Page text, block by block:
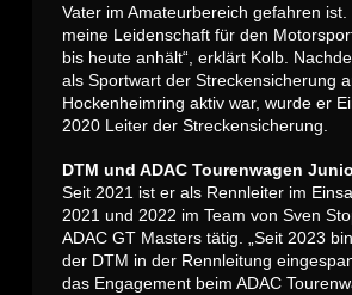
Vater im Amateurbereich gefahren ist.
meine Leidenschaft für den
bis heute anhält“, erklärt Kolb.
als Sportwart der Streckensicherung
Hockenheimring aktiv war, wurde er
2020 Leiter der Streckensicherung.
DTM und ADAC Tourenwagen
Seit 2021 ist er als Rennleiter im
2021 und 2022 im Team von Sven
ADAC GT Masters tätig. „Seit 2023
der DTM in der Rennleitung
das Engagement beim ADAC